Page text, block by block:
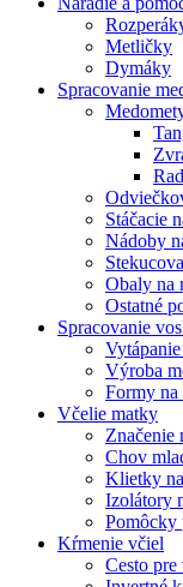
Metličky
Dymáky
Spracovanie
Stáčacie
Nádoby
Obaly na
Ostatné
Spracovanie
Výroba
Formy na
Včelie matky
Značenie
Chov
Klietky
Izolátory
Pomôcky
Kŕmenie včiel
Cesto pre